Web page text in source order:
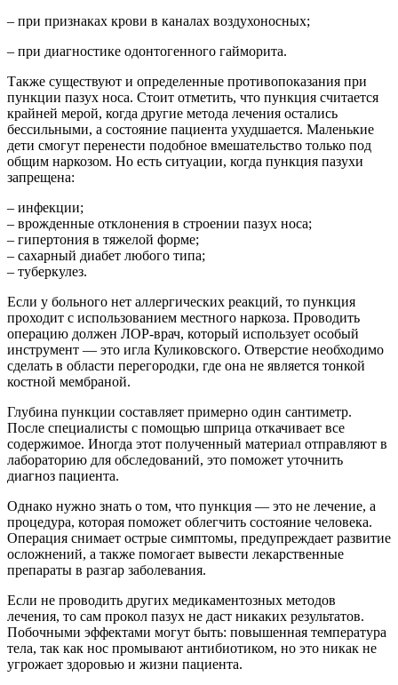
– при признаках крови в каналах воздухоносных;
– при диагностике одонтогенного гайморита.
Также существуют и определенные противопоказания при
пункции пазух носа. Стоит отметить, что пункция считается
крайней мерой, когда другие метода лечения остались
бессильными, а состояние пациента ухудшается. Маленькие
дети смогут перенести подобное вмешательство только под
общим наркозом. Но есть ситуации, когда пункция пазухи
запрещена:
– инфекции;
– врожденные отклонения в строении пазух носа;
– гипертония в тяжелой форме;
– сахарный диабет любого типа;
– туберкулез.
Если у больного нет аллергических реакций, то пункция
проходит с использованием местного наркоза. Проводить
операцию должен ЛОР-врач, который использует особый
инструмент — это игла Куликовского. Отверстие необходимо
сделать в области перегородки, где она не является тонкой
костной мембраной.
Глубина пункции составляет примерно один сантиметр.
После специалисты с помощью шприца откачивает все
содержимое. Иногда этот полученный материал отправляют в
лабораторию для обследований, это поможет уточнить
диагноз пациента.
Однако нужно знать о том, что пункция — это не лечение, а
процедура, которая поможет облегчить состояние человека.
Операция снимает острые симптомы, предупреждает развитие
осложнений, а также помогает вывести лекарственные
препараты в разгар заболевания.
Если не проводить других медикаментозных методов
лечения, то сам прокол пазух не даст никаких результатов.
Побочными эффектами могут быть: повышенная температура
тела, так как нос промывают антибиотиком, но это никак не
угрожает здоровью и жизни пациента.